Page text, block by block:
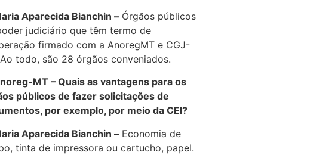
Aparecida Bianchin –Órgãos públicos
judiciário que têm termo de
firmado com a AnoregMT e CGJ-
todo, são 28 órgãos conveniados.
MT – Quais as vantagens para os
públicos de fazer solicitações de
por exemplo, por meio da CEI?
Aparecida Bianchin –Economia de
tinta de impressora ou cartucho, papel.